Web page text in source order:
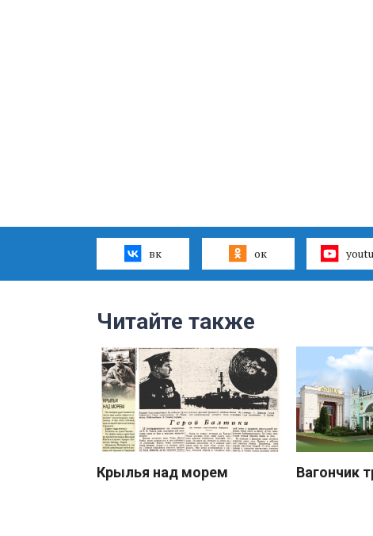
вк ок
Читайте также
Крылья над морем Вагончик